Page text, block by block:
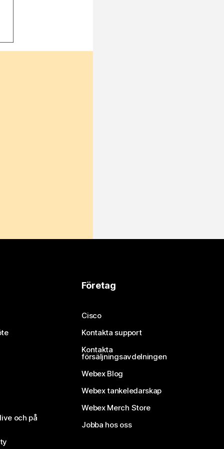
och på
Företag
Cisco
Kontakta support
Kontakta
försäljningsavdelningen
Webex Blog
Webex tankeledarskap
Webex Merch Store
Jobba hos oss